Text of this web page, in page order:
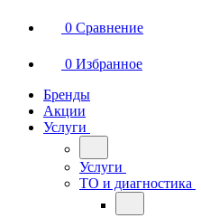
0 Сравнение
0 Избранное
Бренды
Акции
Услуги
Услуги
ТО и диагностика